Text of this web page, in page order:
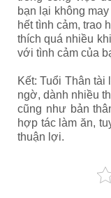
bạn lại không
hết tình cảm, trao
thích quá nhiều
với tình cảm của
Kết: Tuổi Thân
ngờ, dành nhiều
cũng như bản
hợp tác làm ăn,
thuận lợi.